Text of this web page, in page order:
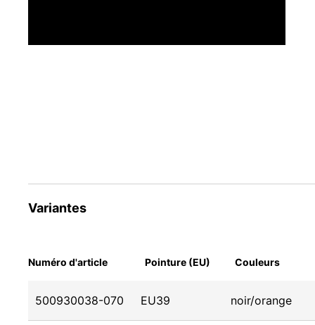
Variantes
Numéro d'article Pointure (EU) Couleurs
500930038-070 EU39 noir/orange